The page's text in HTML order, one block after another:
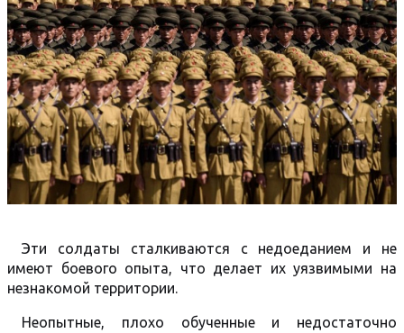
Эти солдаты сталкиваются с недоеданием и не
имеют боевого опыта, что делает их уязвимыми на
незнакомой территории.
Неопытные, плохо обученные и недостаточно